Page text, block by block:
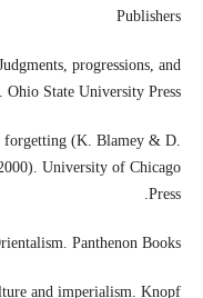
Publishers
progressions, and
State University Press.
forgetting (K. Blamey & D.
University of Chicago
Press.
Panthenon Books.
and imperialism. Knopf.